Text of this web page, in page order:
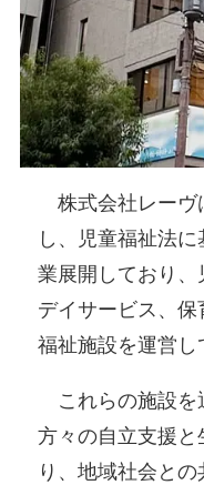
株式会社レーヴ
し、児童福祉法
業展開しており
デイサービス、
福祉施設を運営し
これらの施設を
方々の自立支援
り、地域社会と